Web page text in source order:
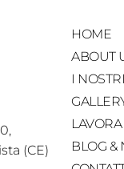
(CE)
HOME
ABOUT
I
BLOG &